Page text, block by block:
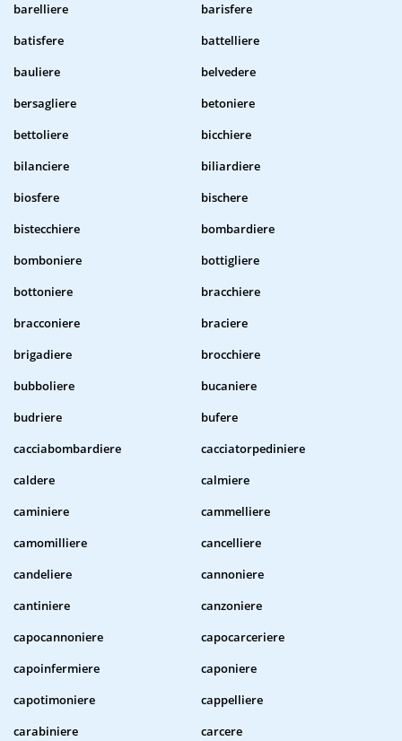
barelliere
barisfere
batisfere
battelliere
bauliere
belvedere
bersagliere
betoniere
bettoliere
bicchiere
bilanciere
biliardiere
biosfere
bischere
bistecchiere
bombardiere
bomboniere
bottigliere
bottoniere
bracchiere
bracconiere
braciere
brigadiere
brocchiere
bubboliere
bucaniere
budriere
bufere
cacciabombardiere
cacciatorpediniere
caldere
calmiere
caminiere
cammelliere
camomilliere
cancelliere
candeliere
cannoniere
cantiniere
canzoniere
capocannoniere
capocarceriere
capoinfermiere
caponiere
capotimoniere
cappelliere
carabiniere
carcere